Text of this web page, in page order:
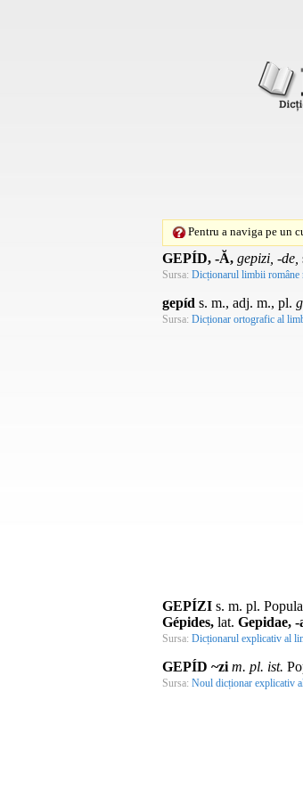
Pentru a naviga pe un
GEPÍD, -Ă, gepizi, -de,
Sursa: Dicționarul limbii române
gepíd s. m., adj. m., pl.
Sursa: Dicționar ortografic al
GEPÍZI s. m. pl.
Gépides, lat. Gepidae,
Sursa: Dicționarul explicativ al
GEPÍD ~zi m. pl. ist.
Sursa: Noul dicționar explicativ